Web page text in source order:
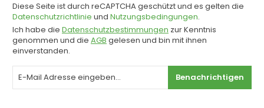
Diese Seite ist durch reCAPTCHA geschützt und es gelten die
Datenschutzrichtlinie und Nutzungsbedingungen.
Ich habe die Datenschutzbestimmungen zur Kenntnis
genommen und die AGB gelesen und bin mit ihnen
einverstanden.
Benachrichtigen